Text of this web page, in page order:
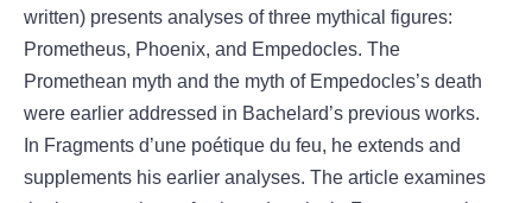
written) presents analyses of three mythical figures:
Prometheus, Phoenix, and Empedocles. The
Promethean myth and the myth of Empedocles’s death
were earlier addressed in Bachelard’s previous works.
In Fragments d’une poétique du feu, he extends and
supplements his earlier analyses. The article examines